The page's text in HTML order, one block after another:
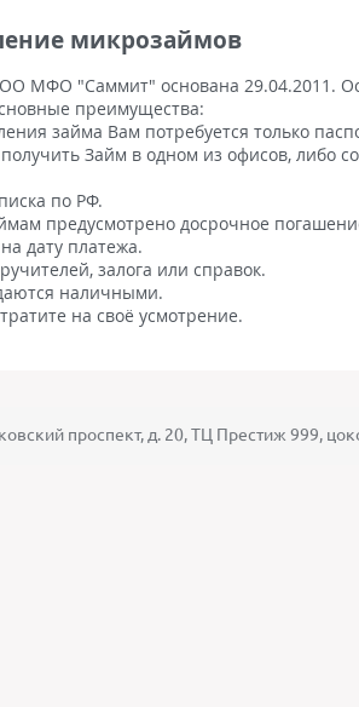
микрозаймов
МФО "Саммит" основана 29.04.2011.
преимущества:
займа Вам потребуется только
Займ в одном из офисов, либо
по РФ.
предусмотрено досрочное
дату платежа.
залога или справок.
наличными.
на своё усмотрение.
проспект, д. 20, ТЦ Престиж 999,